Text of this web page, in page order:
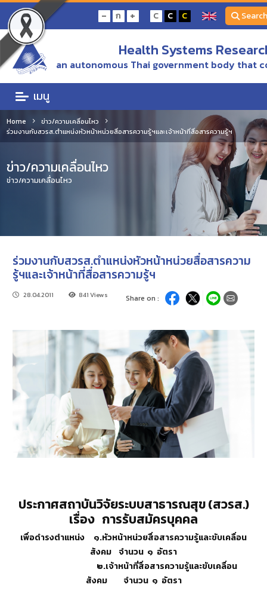
- ก + C C C Search
Health Systems
an autonomous Thai government body that
เมนู
Home
ข่าว/ความเคลื่อนไหว
ร่วมงานกับสวรส.ตำแหน่งหัวหน้าหน่วยสื่อสารความรู้ฯและเจ้าหน้าที่สื่อสารความรู้ฯ
ข่าว/ความเคลื่อนไหว
ข่าว/ความเคลื่อนไหว
ร่วมงานกับสวรส.ตำแหน่งหัวหน้าหน่วยสื่อสารความ
รู้ฯและเจ้าหน้าที่สื่อสารความรู้ฯ
28.04.2011 841 Views Share on :
ประกาศสถาบันวิจัยระบบสาธารณสุข (สวรส.)
เรื่อง การรับสมัครบุคคล
เพื่อดำรงตำแหน่ง ๑.หัวหน้าหน่วยสื่อสารความรู้และขับเคลื่อน
สังคม จำนวน ๑ อัตรา
๒.เจ้าหน้าที่สื่อสารความรู้และขับเคลื่อน
สังคม จำนวน ๑ อัตรา